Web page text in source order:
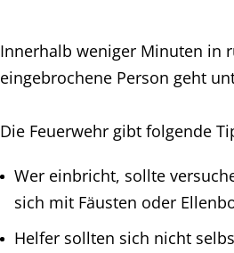
Innerhalb weniger Minuten in
eingebrochene Person geht
Die Feuerwehr gibt folgende
Wer einbricht, sollte
sich mit Fäusten oder
Helfer sollten sich nicht